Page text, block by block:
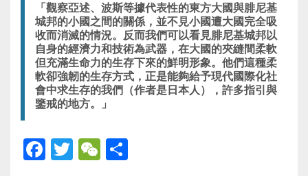
「觀察亞述、波斯等據代表性的東方大國與腓尼基
城邦的小國之間的關係，並不見小國遭大國完全吸
收而消滅的情況。反而我們可以看見腓尼基城邦以
自身的經濟力和技術為武器，在大國的夾縫間柔軟
但充滿生命力的生存下來的鮮明形象。他們這種柔
軟卻強韌的生存方式，正是能夠給予現代國際化社
會中求生存的我們（作者是日本人），許多指引與
鑒戒的地方。」
F
T
W